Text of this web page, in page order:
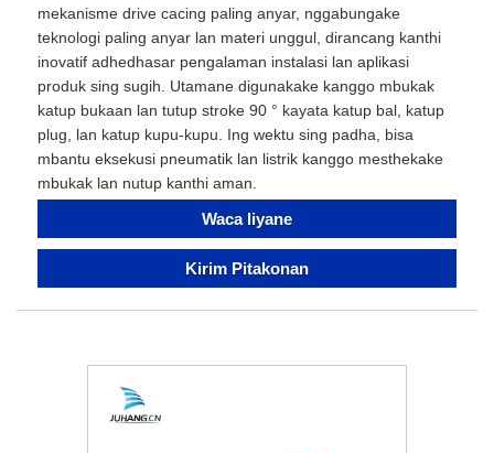
mekanisme drive cacing paling anyar, nggabungake
teknologi paling anyar lan materi unggul, dirancang kanthi
inovatif adhedhasar pengalaman instalasi lan aplikasi
produk sing sugih. Utamane digunakake kanggo mbukak
katup bukaan lan tutup stroke 90 ° kayata katup bal, katup
plug, lan katup kupu-kupu. Ing wektu sing padha, bisa
mbantu eksekusi pneumatik lan listrik kanggo mesthekake
mbukak lan nutup kanthi aman.
Waca liyane
Kirim Pitakonan